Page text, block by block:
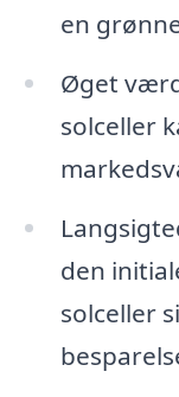
en
Øget
solceller
den
solceller